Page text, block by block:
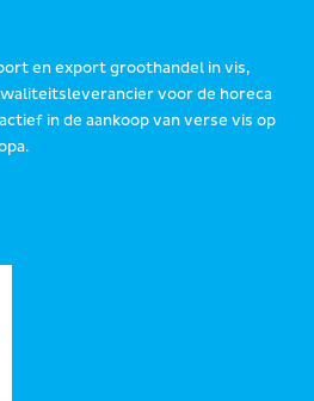
en export groothandel in vis,
voor de horeca
in de aankoop van verse vis op